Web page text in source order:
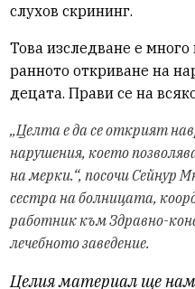
слухов скрининг.
Това изследване е
ранното откриване на
децата. Прави се на
„Целта е да се открият
нарушения, което
на мерки.“, посочи Сейнур
сестра на болницата,
работник към Здравно-
лечебното заведение.
Целия материал ще